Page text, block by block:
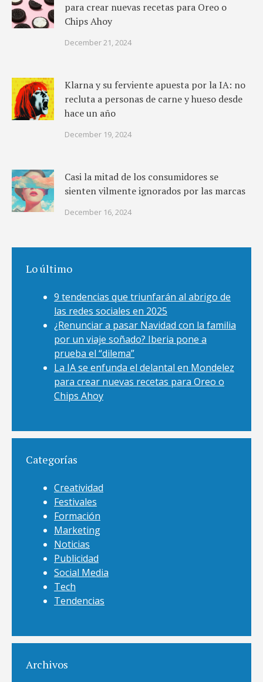
para crear nuevas recetas para Oreo o
Chips Ahoy
December 21, 2024
Klarna y su ferviente apuesta por la IA: no
recluta a personas de carne y hueso desde
hace un año
December 19, 2024
Casi la mitad de los consumidores se
sienten vilmente ignorados por las marcas
December 16, 2024
Lo último
9 tendencias que triunfarán al abrigo de
las redes sociales en 2025
¿Renunciar a pasar Navidad con la familia
por un viaje soñado? Iberia pone a
prueba el “dilema”
La IA se enfunda el delantal en Mondelez
para crear nuevas recetas para Oreo o
Chips Ahoy
Categorías
Creatividad
Festivales
Formación
Marketing
Noticias
Publicidad
Social Media
Tech
Tendencias
Archivos